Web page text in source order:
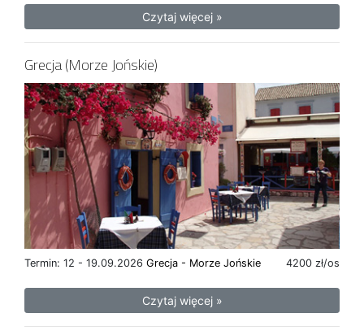
Czytaj więcej »
Grecja (Morze Jońskie)
Termin: 12 - 19.09.2026 4200 zł/os
Grecja - Morze Jońskie
Czytaj więcej »